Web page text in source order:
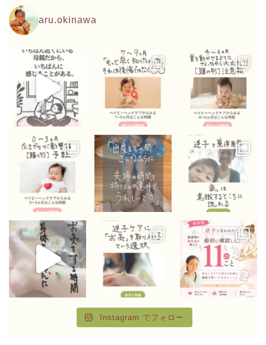
aru.okinawa
Instagram でフォロー